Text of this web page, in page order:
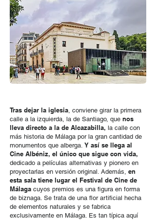
Tras dejar la iglesia, conviene girar la primera
calle a la izquierda, la de Santiago, que nos
lleva directo a la de Alcazabilla, la calle con
más historia de Málaga por la gran cantidad de
monumentos que alberga. Y así se llega al
Cine Albéniz, el único que sigue con vida,
dedicado a películas alternativas y pionero en
proyectarlas en versión original. Además, en
esta sala tiene lugar el Festival de Cine de
Málaga cuyos premios es una figura en forma
de biznaga. Se trata de una flor artificial hecha
de elementos naturales y se fabrica
exclusivamente en Málaga. Es tan típica aquí